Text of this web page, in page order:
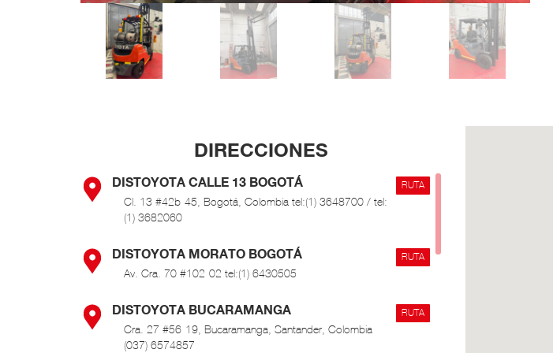
DIRECCIONES
DISTOYOTA CALLE 13 BOGOTÁ
Cl. 13 #42b-45, Bogotá, Colombia tel:(1) 3648700 / tel:
(1) 3682060
RUTA
DISTOYOTA MORATO BOGOTÁ
Av. Cra. 70 #102-02 tel:(1) 6430505
RUTA
DISTOYOTA BUCARAMANGA
Cra. 27 #56-19, Bucaramanga, Santander, Colombia
(037) 6574857
RUTA